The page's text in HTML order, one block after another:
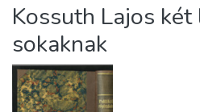
Statistics
About us
Kossuth Lajos
sokaknak